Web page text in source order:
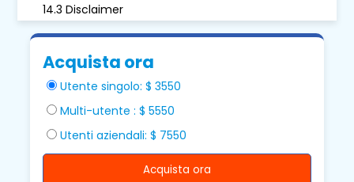
14.3 Disclaimer
Acquista ora
Utente singolo: $ 3550
Multi-utente : $ 5550
Utenti aziendali: $ 7550
Acquista ora